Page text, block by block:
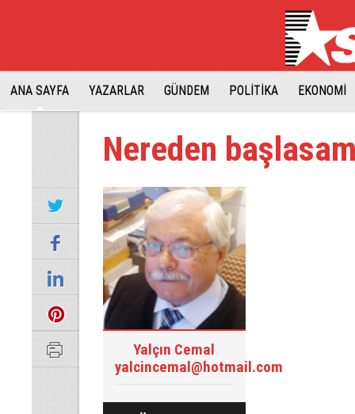
ANA SAYFA YAZARLAR GÜNDEM POLİTİKA EKONOMİ
Nereden
Yalçın Cemal
yalcincemal@hotmail.com